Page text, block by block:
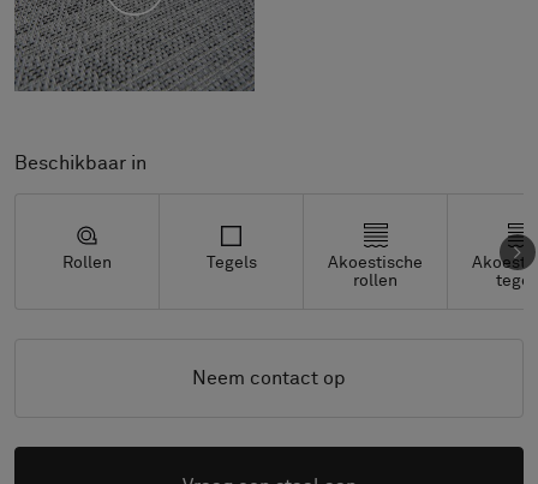
Beschikbaar in
Rollen Tegels
Akoestische
rollen
Neem contact op